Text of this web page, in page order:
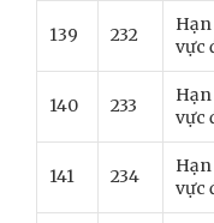
139 232
vực
140 233
vực
141 234
vực